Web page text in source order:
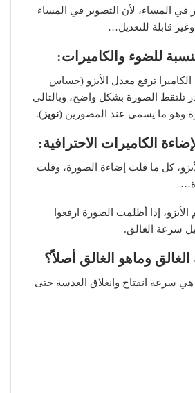
في المساء، لأن التصوير في المساء
قابلة للتعديل…
للضوء والكاميرات:
ترفع معدل الأيزو (حساس
تلتقط الصورة بشكل واضح، وبالتالي
وهو ما يسمى عند المصورين (نويز ).
الكاميرات الاحترافية:
كل ما قلت إضاءة الصورة، وقلت
إذا أظلمت الصورة ارفعوا
سرعة الغالق.
وماهو الغالق أصلاً؟
سرعة انفتاح وانغلاق العدسة حتى